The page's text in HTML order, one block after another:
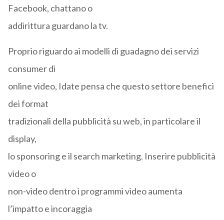
Facebook, chattano o
addirittura guardano la tv.
Proprio riguardo ai modelli di guadagno dei servizi
consumer di
online video, Idate pensa che questo settore benefici
dei format
tradizionali della pubblicità su web, in particolare il
display,
lo sponsoring e il search marketing. Inserire pubblicità
video o
non-video dentro i programmi video aumenta
l’impatto e incoraggia